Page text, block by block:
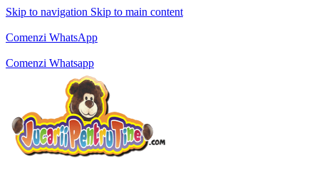
Skip to navigation Skip to main content
Comenzi WhatsApp
Comenzi Whatsapp